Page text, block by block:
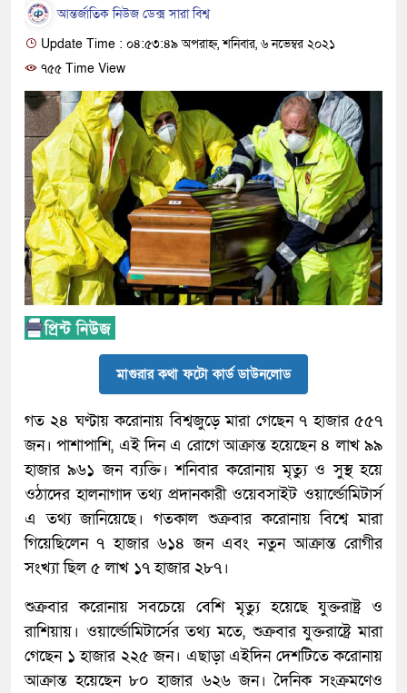
আন্তর্জাতিক নিউজ ডেক্স সারা বিশ্ব
Update Time : ০৪:৫৩:৪৯ অপরাহ্ন, শনিবার, ৬ নভেম্বর ২০২১
৭৫৫ Time View
মাগুরার কথা ফটো কার্ড ডাউনলোড
গত ২৪ ঘণ্টায় করোনায় বিশ্বজুড়ে মারা গেছেন ৭ হাজার ৫৫৭
জন। পাশাপাশি, এই দিন এ রোগে আক্রান্ত হয়েছেন ৪ লাখ ৯৯
হাজার ৯৬১ জন ব্যক্তি। শনিবার করোনায় মৃত্যু ও সুস্থ হয়ে
ওঠাদের হালনাগাদ তথ্য প্রদানকারী ওয়েবসাইট ওয়ার্ল্ডোমিটার্স
এ তথ্য জানিয়েছে। গতকাল শুক্রবার করোনায় বিশ্বে মারা
গিয়েছিলেন ৭ হাজার ৬১৪ জন এবং নতুন আক্রান্ত রোগীর
সংখ্যা ছিল ৫ লাখ ১৭ হাজার ২৮৭।
শুক্রবার করোনায় সবচেয়ে বেশি মৃত্যু হয়েছে যুক্তরাষ্ট্র ও
রাশিয়ায়। ওয়ার্ল্ডোমিটার্সের তথ্য মতে, শুক্রবার যুক্তরাষ্ট্রে মারা
গেছেন ১ হাজার ২২৫ জন। এছাড়া এইদিন দেশটিতে করোনায়
আক্রান্ত হয়েছেন ৮০ হাজার ৬২৬ জন। দৈনিক সংক্রমণেও